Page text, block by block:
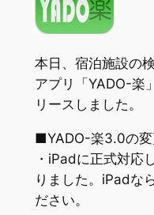
本日、宿泊施設の
アプリ「YADO-楽
リースしました。
■YADO-楽3.0の変
・iPadに正式対応
りました。iPadな
ださい。